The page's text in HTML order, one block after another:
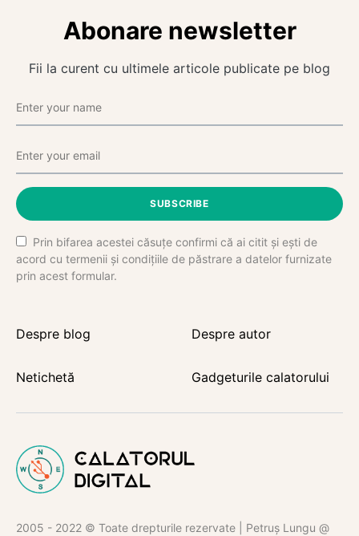
Abonare newsletter
Fii la curent cu ultimele articole publicate pe blog
SUBSCRIBE
Prin bifarea acestei căsuțe confirmi că ai citit și ești de
acord cu termenii și condițiile de păstrare a datelor furnizate
prin acest formular.
Despre blog Despre autor
Netichetă Gadgeturile calatorului
2005 - 2022 © Toate drepturile rezervate | Petruș Lungu @